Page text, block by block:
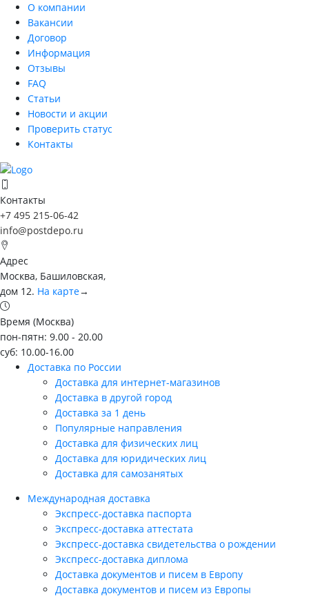
О компании
Вакансии
Договор
Информация
Отзывы
FAQ
Статьи
Новости и акции
Проверить статус
Контакты
Контакты
+7 495 215-06-42
info@postdepo.ru
Адрес
Москва, Башиловская,
дом 12. На карте→
Время (Москва)
пон-пятн: 9.00 - 20.00
суб: 10.00-16.00
Доставка по России
Доставка для интернет-магазинов
Доставка в другой город
Доставка за 1 день
Популярные направления
Доставка для физических лиц
Доставка для юридических лиц
Доставка для самозанятых
Международная доставка
Экспресс-доставка паспорта
Экспресс-доставка аттестата
Экспресс-доставка свидетельства о рождении
Экспресс-доставка диплома
Доставка документов и писем в Европу
Доставка документов и писем из Европы